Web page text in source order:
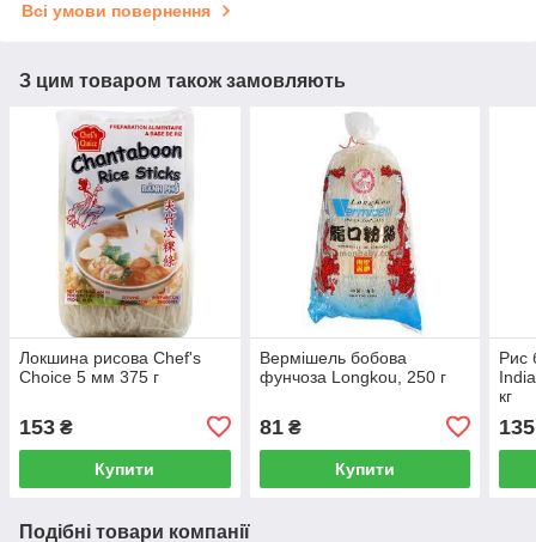
Всі умови повернення
З цим товаром також замовляють
Локшина рисова Chef's
Choice 5 мм 375 г
153 ₴
Купити
Вермішель бобова
фунчоза Longkou, 250 г
81₴
Купити
Рис
кг
135
Подібні товари компанії